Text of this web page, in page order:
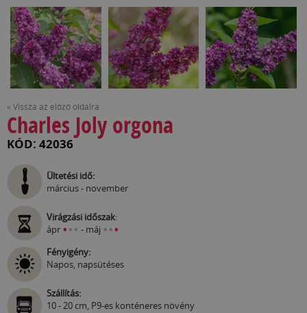
« Vissza az előző oldalra
Charles Joly orgona
KÓD: 42036
Ültetési idő:
március - november
Virágzási időszak:
ápr ••• - máj •••
Fényigény:
Napos, napsütéses
Szállítás:
10 - 20 cm, P9-es konténeres növény